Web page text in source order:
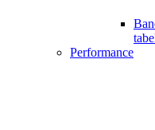
Performance